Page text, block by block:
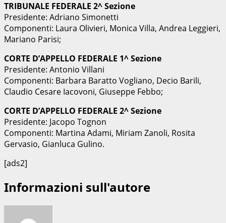
TRIBUNALE FEDERALE 2^ Sezione
Presidente: Adriano Simonetti
Componenti: Laura Olivieri, Monica Villa, Andrea Leggieri,
Mariano Parisi;
CORTE D’APPELLO FEDERALE 1^ Sezione
Presidente: Antonio Villani
Componenti: Barbara Baratto Vogliano, Decio Barili,
Claudio Cesare Iacovoni, Giuseppe Febbo;
CORTE D’APPELLO FEDERALE 2^ Sezione
Presidente: Jacopo Tognon
Componenti: Martina Adami, Miriam Zanoli, Rosita
Gervasio, Gianluca Gulino.
[ads2]
Informazioni sull'autore